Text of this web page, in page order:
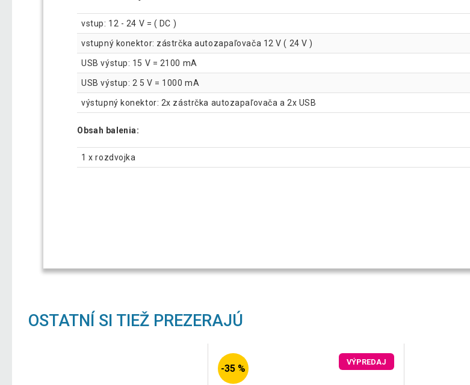
vstup: 12 - 24 V = ( DC )
vstupný konektor: zástrčka autozapaľovača 12 V ( 24 V )
USB výstup: 15 V = 2100 mA
USB výstup: 2 5 V = 1000 mA
výstupný konektor: 2x zástrčka autozapaľovača a 2x USB
Obsah balenia:
1 x rozdvojka
OSTATNÍ SI TIEŽ PREZERAJÚ
-35 %
VÝPREDAJ